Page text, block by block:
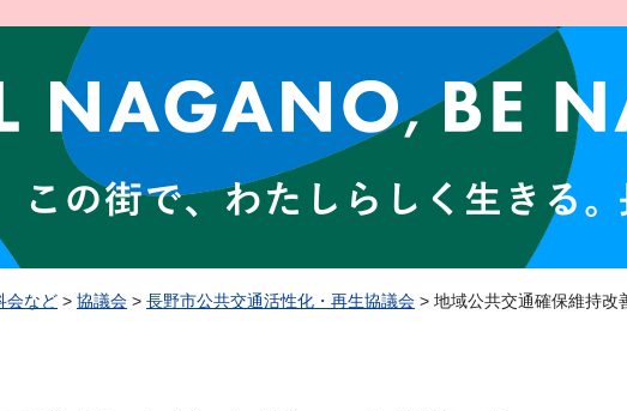
この街で、わたしらしく生きる。長野市
会など > 協議会 > 長野市公共交通活性化・再生協議会 > 地域公共交通確保維持改